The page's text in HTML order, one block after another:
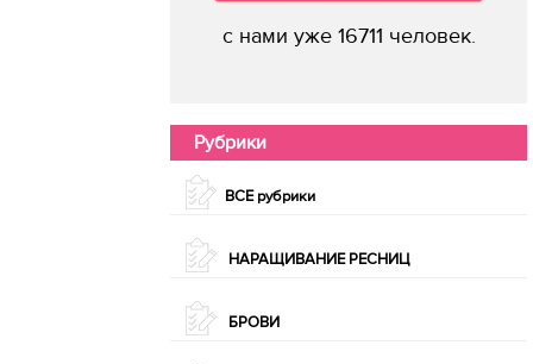
с нами уже 16711 человек.
Рубрики
ВСЕ рубрики
НАРАЩИВАНИЕ РЕСНИЦ
БРОВИ